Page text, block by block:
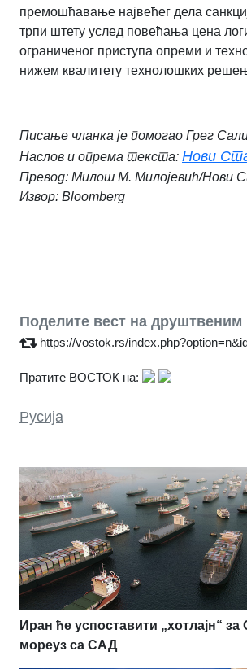
премошћавање највећег дела
трпи штету услед повећања цена
ограниченог приступа опреми и
нижем квалитету технолошких
Писање чланка је помогао Грег
Наслов и опрема текста: Нови
Превод: Милош М. Милојевић/Нови
Извор: Bloomberg
Поделите вест на
https://vostok.rs/
Пратите ВОСТОК на:
Русија
Иран ће успоставити „хотлајн“ за
мореуз са САД